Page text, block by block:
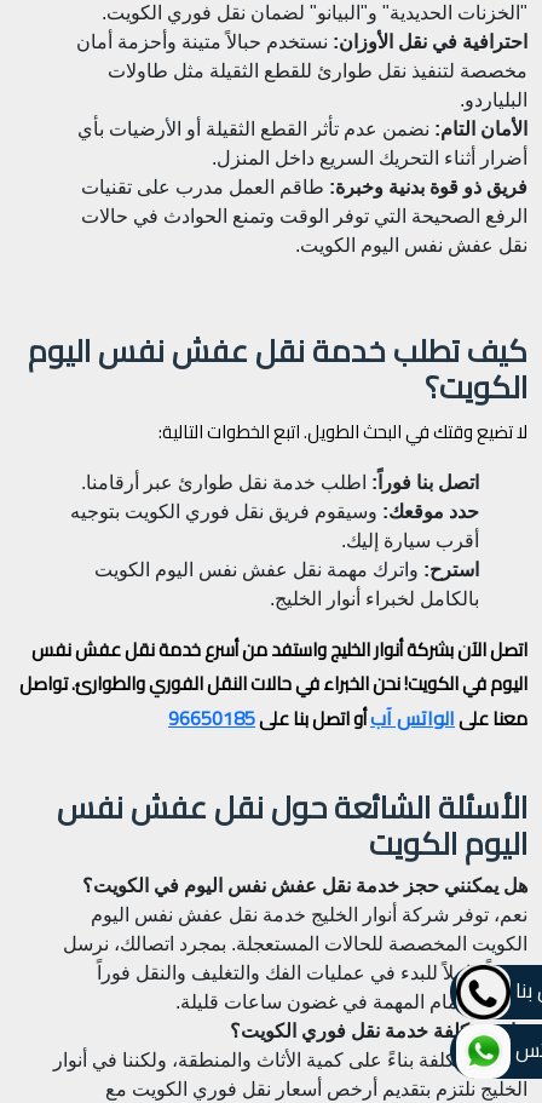
"الخزنات الحديدية" و"البيانو" لضمان نقل فوري الكويت.
احترافية في نقل الأوزان: نستخدم حبالاً متينة وأحزمة أمان
مخصصة لتنفيذ نقل طوارئ للقطع الثقيلة مثل طاولات
البلياردو.
الأمان التام: نضمن عدم تأثر القطع الثقيلة أو الأرضيات بأي
أضرار أثناء التحريك السريع داخل المنزل.
فريق ذو قوة بدنية وخبرة: طاقم العمل مدرب على تقنيات
الرفع الصحيحة التي توفر الوقت وتمنع الحوادث في حالات
نقل عفش نفس اليوم الكويت.
كيف تطلب خدمة نقل عفش نفس اليوم
الكويت؟
لا تضيع وقتك في البحث الطويل. اتبع الخطوات التالية:
اتصل بنا فوراً: اطلب خدمة نقل طوارئ عبر أرقامنا.
حدد موقعك: وسيقوم فريق نقل فوري الكويت بتوجيه
أقرب سيارة إليك.
استرح: واترك مهمة نقل عفش نفس اليوم الكويت
بالكامل لخبراء أنوار الخليج.
اتصل الآن بشركة أنوار الخليج واستفد من أسرع خدمة نقل عفش نفس
اليوم في الكويت! نحن الخبراء في حالات النقل الفوري والطوارئ.تواصل
معنا علىالواتس آبأو اتصل بنا على96650185
الأسئلة الشائعة حول نقل عفش نفس
اليوم الكويت
هل يمكنني حجز خدمة نقل عفش نفس اليوم في الكويت؟
نعم، توفر شركة أنوار الخليج خدمة نقل عفش نفس اليوم
الكويت المخصصة للحالات المستعجلة. بمجرد اتصالك، نرسل
فريقاً كاملاً للبدء في عمليات الفك والتغليف والنقل فوراً
لضمان إتمام المهمة في غضون ساعات قليلة.
ما هي تكلفة خدمة نقل فوري الكويت؟
تختلف التكلفة بناءً على كمية الأثاث والمنطقة، ولكننا في أنوار
الخليج نلتزم بتقديم أرخص أسعار نقل فوري الكويت مع